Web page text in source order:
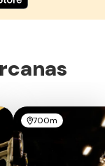
700m